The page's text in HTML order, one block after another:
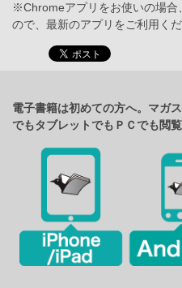
※Chromeアプリをお使いの場合
ので、最新のアプリをご利用くだ
電子書籍は初めての方へ。マガ
でもタブレットでもＰＣでも閲覧